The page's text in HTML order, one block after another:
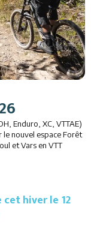
Enduro, XC, VTTAE)
le nouvel espace Forêt
et Vars en VTT
hiver le 12